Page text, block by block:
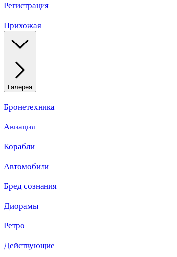
Регистрация
Прихожая
Галерея
Бронетехника
Авиация
Корабли
Автомобили
Бред сознания
Диорамы
Ретро
Действующие